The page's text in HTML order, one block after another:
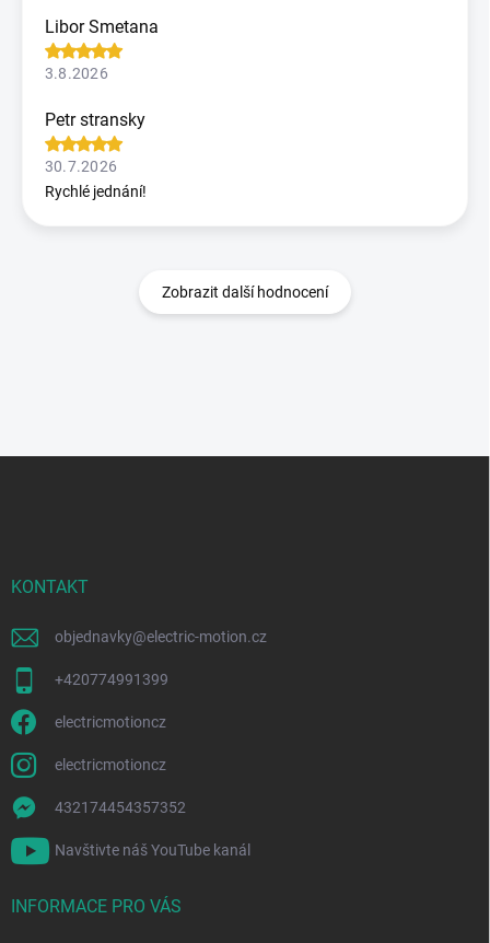
Libor Smetana
3.8.2026
Petr stransky
30.7.2026
Rychlé jednání!
Zobrazit další hodnocení
KONTAKT
objednavky@electric-motion.cz
+420774991399
electricmotioncz
electricmotioncz
432174454357352
Navštivte náš YouTube kanál
INFORMACE PRO VÁS